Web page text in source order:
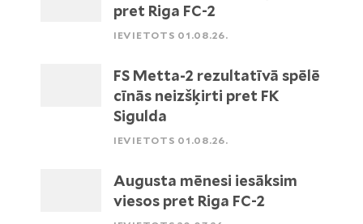
pret Riga FC-2
IEVIETOTS 01.08.26.
FS Metta-2 rezultatīvā spēlē
cīnās neizšķirti pret FK
Sigulda
IEVIETOTS 01.08.26.
Augusta mēnesi iesāksim
viesos pret Riga FC-2